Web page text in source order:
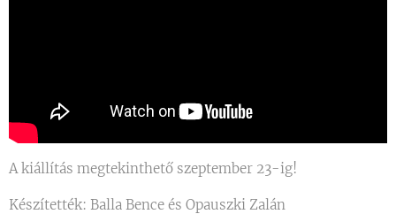
A kiállítás megtekinthető szeptember 23-ig!
Készítették: Balla Bence és Opauszki Zalán